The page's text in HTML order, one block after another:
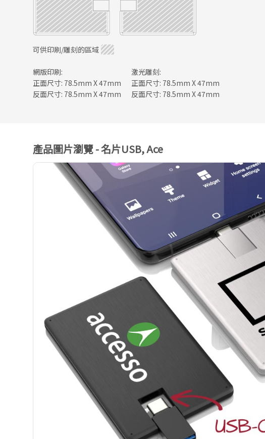
可供印刷/雕刻的區域
網版印刷:
正面尺寸: 78.5mm X 47mm
反面尺寸: 78.5mm X 47mm
激光雕刻:
正面尺寸: 78.5mm X 47mm
反面尺寸: 78.5mm X 47mm
產品圖片瀏覽 - 名片USB, Ace